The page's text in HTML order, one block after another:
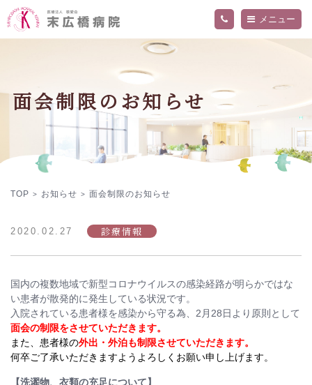
病院概要
交通アクセス
フロア案内
関連施設
院内の活動・取り組み
当院の医療について詳しく知りたい方へ
精神科外来
内科外来
入院のご案内
診療科・部門
デイケアセンター「ねむの木」
お知らせ
採用情報
メニュー
面会制限のお知らせ
TOP > お知らせ > 面会制限のお知らせ
2020.02.27 診療情報
国内の複数地域で新型コロナウイルスの感染経路が明らかではな
い患者が散発的に発生している状況です。
入院されている患者様を感染から守る為、2月28日より原則として
面会の制限をさせていただきます。
また、患者様の外出・外泊も制限させていただきます。
何卒ご了承いただきますようよろしくお願い申し上げます。
【洗濯物、衣類の充足について】